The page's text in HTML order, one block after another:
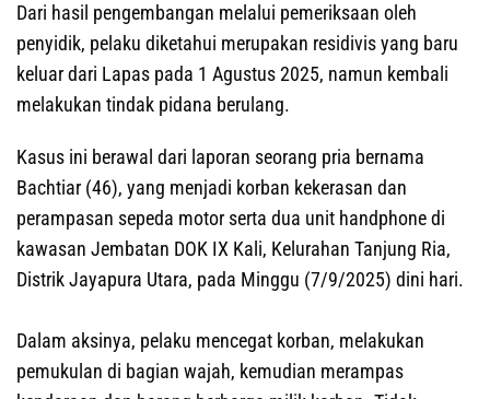
Dari hasil pengembangan melalui pemeriksaan oleh
penyidik, pelaku diketahui merupakan residivis yang baru
keluar dari Lapas pada 1 Agustus 2025, namun kembali
melakukan tindak pidana berulang.
‎‎Kasus ini berawal dari laporan seorang pria bernama
Bachtiar (46), yang menjadi korban kekerasan dan
perampasan sepeda motor serta dua unit handphone di
kawasan Jembatan DOK IX Kali, Kelurahan Tanjung Ria,
Distrik Jayapura Utara, pada Minggu (7/9/2025) dini hari.
‎Dalam aksinya, pelaku mencegat korban, melakukan
pemukulan di bagian wajah, kemudian merampas